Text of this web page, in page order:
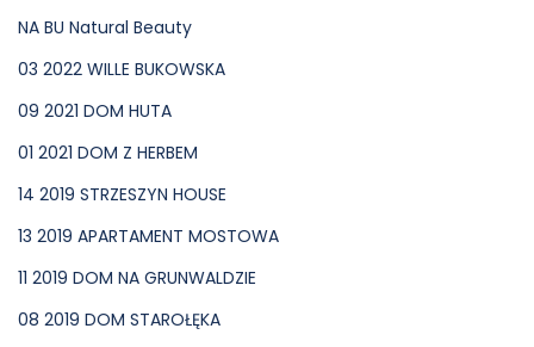
NA BU Natural Beauty
03 2022 WILLE BUKOWSKA
09 2021 DOM HUTA
01 2021 DOM Z HERBEM
14 2019 STRZESZYN HOUSE
13 2019 APARTAMENT MOSTOWA
11 2019 DOM NA GRUNWALDZIE
08 2019 DOM STAROŁĘKA